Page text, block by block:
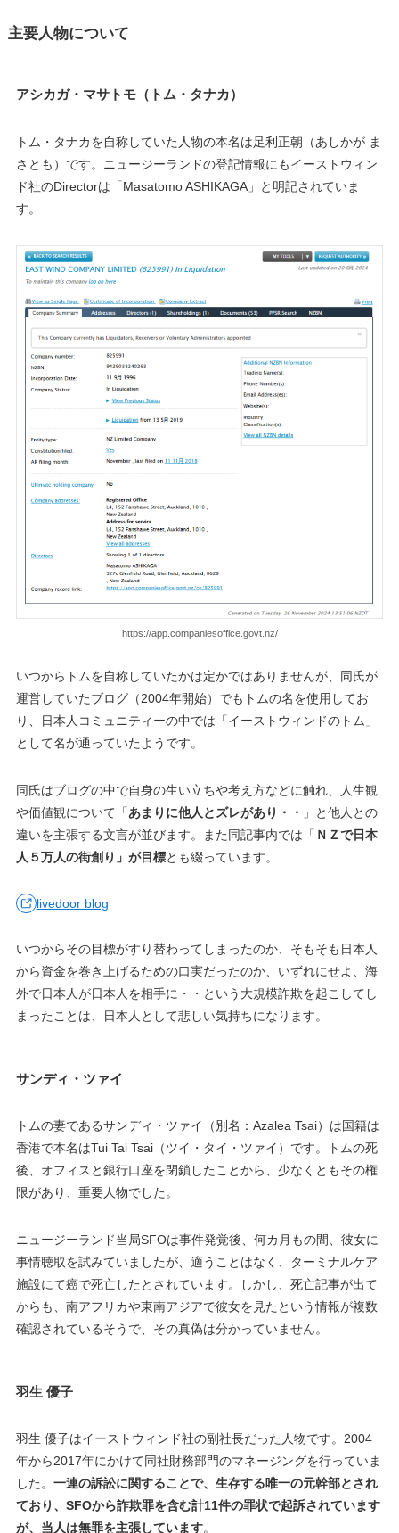
主要人物について
アシカガ・マサトモ（トム・タナカ）
トム・タナカを自称していた人物の本名は足利正朝（あしかが ま
さとも）です。ニュージーランドの登記情報にもイーストウィン
ド社のDirectorは「Masatomo ASHIKAGA」と明記されていま
す。
https://app.companiesoffice.govt.nz/
いつからトムを自称していたかは定かではありませんが、同氏が
運営していたブログ（2004年開始）でもトムの名を使用してお
り、日本人コミュニティーの中では「イーストウィンドのトム」
として名が通っていたようです。
同氏はブログの中で自身の生い立ちや考え方などに触れ、人生観
や価値観について「あまりに他人とズレがあり・・
」と他人との
違いを主張する文言が並びます。また同記事内では「 ＮＺで日本
人５万人の街創り」が目標とも綴っています。
livedoor blog
いつからその目標がすり替わってしまったのか、そもそも日本人
から資金を巻き上げるための口実だったのか、いずれにせよ、海
外で日本人が日本人を相手に・・という大規模詐欺を起こしてし
まったことは、日本人として悲しい気持ちになります。
サンディ・ツァイ
トムの妻であるサンディ・ツァイ（別名：Azalea Tsai）は国籍は
香港で本名はTui Tai Tsai（ツイ・タイ・ツァイ）です。トムの死
後、オフィスと銀行口座を閉鎖したことから、少なくともその権
限があり、重要人物でした。
ニュージーランド当局SFOは事件発覚後、何カ月もの間、彼女に
事情聴取を試みていましたが、適うことはなく、ターミナルケア
施設にて癌で死亡したとされています。しかし、死亡記事が出て
からも、南アフリカや東南アジアで彼女を見たという情報が複数
確認されているそうで、その真偽は分かっていません。
羽生 優子
羽生 優子はイーストウィンド社の副社長だった人物です。2004
年から2017年にかけて同社財務部門のマネージングを行っていま
した。 一連の訴訟に関することで、生存する唯一の元幹部とされ
ており、SFOから詐欺罪を含む計11件の罪状で起訴されています
が、当人は無罪を主張しています。